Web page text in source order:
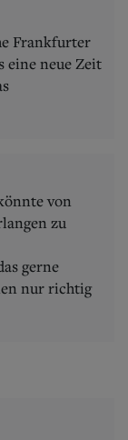
Frankfurter
eine neue Zeit
von
zu
gerne
nur richtig